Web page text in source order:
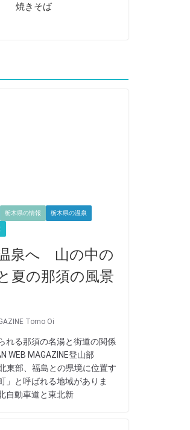
焼きそば
栃木県の情報 栃木県の温泉
泉へ 山の中の
夏の那須の風景
Tomo Oi
れる那須の名湯と街道の関係
WEB MAGAZINE登山部
東部、福島との県境に位置す
」と呼ばれる地域がありま
自動車道と東北新